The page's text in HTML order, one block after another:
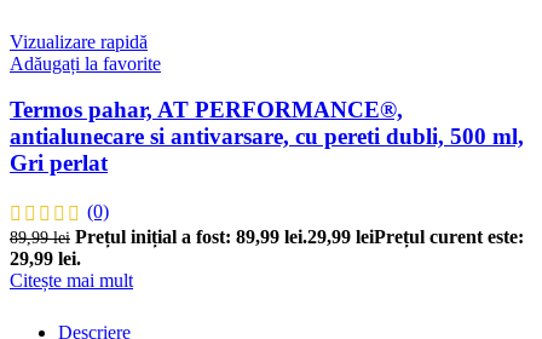
Vizualizare rapidă
Adăugați la favorite
Termos pahar, AT PERFORMANCE®,
antialunecare si antivarsare, cu pereti dubli, 500 ml,
Gri perlat
(0)
89,99lei Prețul inițial a fost: 89,99 lei.29,99 leiPrețul curent este:
29,99 lei.
Citește mai mult
Descriere